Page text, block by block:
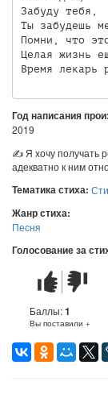
Забуду тебя,
Ты забудешь
Помни, что
Целая жизнь
Время лекарь
Год написания
2019
✍ Я хочу получать
адекватно к ним
Тематика стиха:
Жанр стиха:
Песня
Голосование за
Стих
понравился
Стих
не
Баллы:1
Вы поставили +